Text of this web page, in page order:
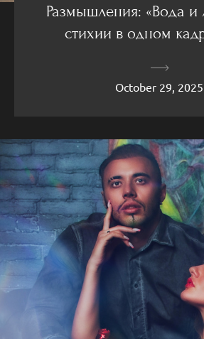
Размышления: «Вода
стихии в одном
October 29, 2025